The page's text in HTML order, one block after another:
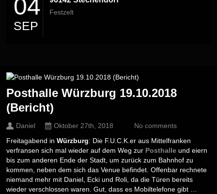
04
SEP
Festzelt
Posthalle Würzburg 19.10.2018
(Bericht)
Daniel Oktober 27th, 2018
No comments
Freitagabend inWürzburg: Die F.U.C.K.er aus Mittelfranken
verfransen sich mal wieder auf dem Weg zur Posthalle und eiern
bis zum anderen Ende der Stadt, um zurück zum Bahnhof zu
kommen, neben dem sich das Venue befindet. Offenbar rechnete
niemand mehr mit Daniel, Ecki und Roli, da die Türen bereits
wieder verschlossen waren. Gut, dass es Mobiltelefone gibt …